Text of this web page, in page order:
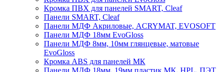
Кромка ПВХ для панелей SMART, Cleaf
Панели SMART, Cleaf
Панели МДФ Акриловые, ACRYMAT, EVOSOFT
Панели МДФ 18мм EvoGloss
Панели МДФ 8мм, 10мм глянцевые, матовые
EvoGloss
Кромка ABS для панелей МК
Панели МДФ 18мм, 19мм пластик МК, HPL, ПЭТ